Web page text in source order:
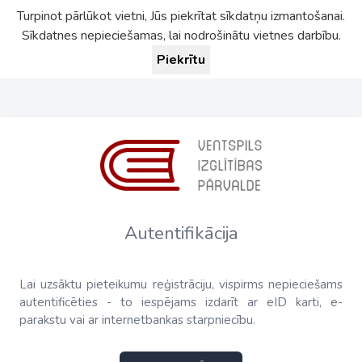
Turpinot pārlūkot vietni, Jūs piekrītat sīkdatņu izmantošanai.
Sīkdatnes nepieciešamas, lai nodrošinātu vietnes darbību.
Piekrītu
Autentifikācija
Lai uzsāktu pieteikumu reģistrāciju, vispirms nepieciešams
autentificēties - to iespējams izdarīt ar eID karti, e-
parakstu vai ar internetbankas starpniecību.